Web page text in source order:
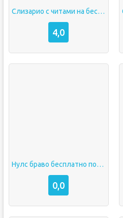
Слизарио с читами на бессмертие
4,0
Нулс браво бесплатно последняя версия
0,0